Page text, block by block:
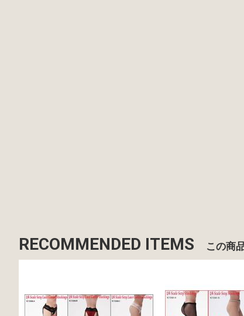
RECOMMENDED ITEMS この商